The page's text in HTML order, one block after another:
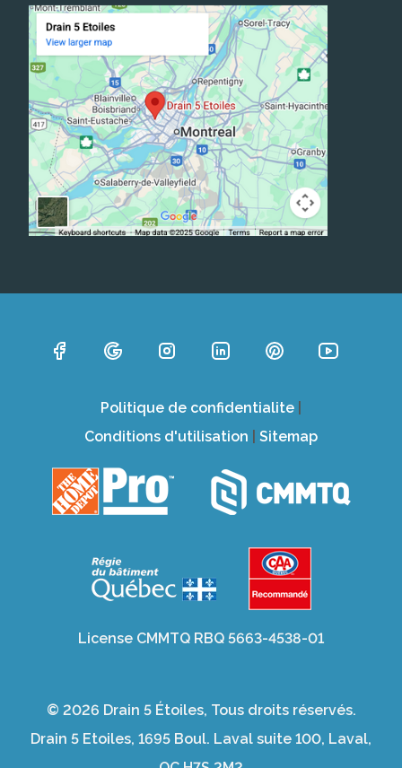
Politique de confidentialite
Conditions d'utilisation
Sitemap
License CMMTQ RBQ 5663-4538-01
© 2026 Drain 5 Étoiles, Tous droits réservés.
Drain 5 Etoiles, 1695 Boul. Laval suite 100, Laval,